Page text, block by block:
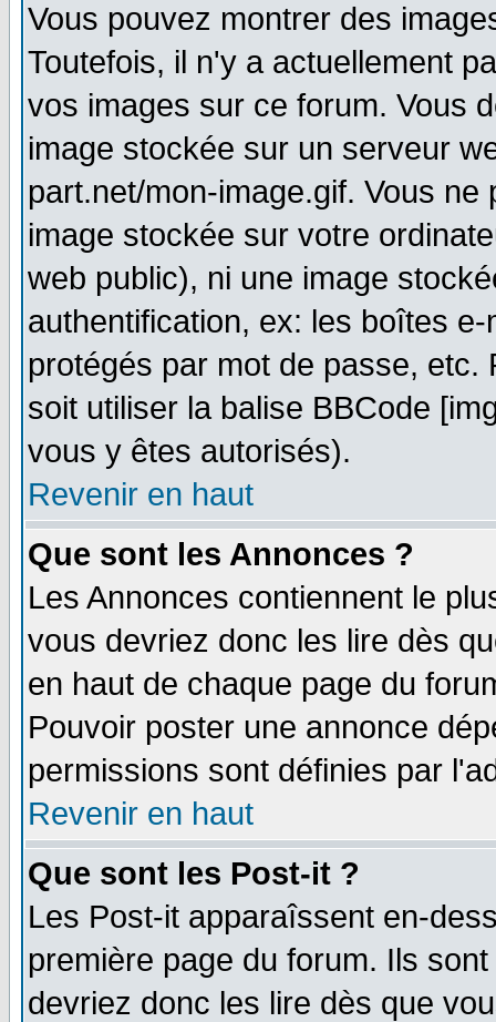
Vous pouvez montrer des
Toutefois, il n'y a actuellement
vos images sur ce forum. Vous
image stockée sur un serveur
part.net/mon-image.gif. Vous
image stockée sur votre
web public), ni une image
authentification, ex: les boîtes
protégés par mot de passe,
soit utiliser la balise BBCode
vous y êtes autorisés).
Revenir en haut
Que sont les Annonces ?
Les Annonces contiennent le
vous devriez donc les lire dès
en haut de chaque page du
Pouvoir poster une annonce
permissions sont définies par
Revenir en haut
Que sont les Post-it ?
Les Post-it apparaîssent en-
première page du forum. Ils
devriez donc les lire dès que